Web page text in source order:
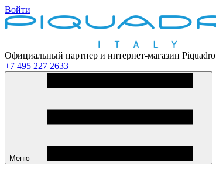
Войти
Официальный партнер и интернет-магазин Piquadro
+7 495 227 2633
Меню